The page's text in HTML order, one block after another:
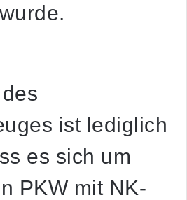
ist lediglich
es sich um
PKW mit NK-